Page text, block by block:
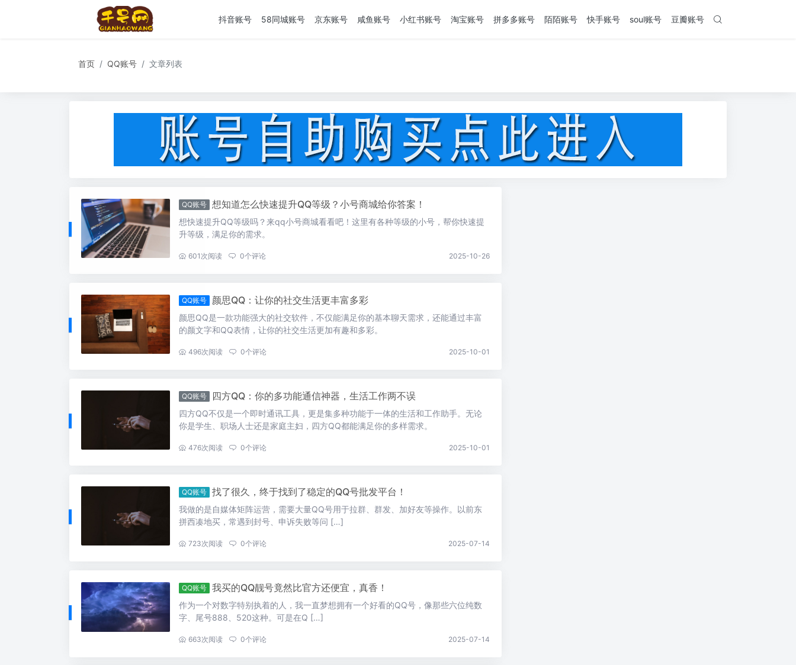
抖音账号 58同城账号 京东账号 咸鱼账号 小红书账号 淘宝账号 拼多多账号 陌陌账号 快手账号 soul账号 豆瓣账号
首页 QQ账号 文章列表
QQ账号 想知道怎么快速提升QQ等级？小号商城给你答案！
想快速提升QQ等级吗？来qq小号商城看看吧！这里有各种等级的小号，帮你快速提
升等级，满足你的需求。
... 601 次阅读 0个评论 2025-10-26
QQ账号 颜思QQ：让你的社交生活更丰富多彩
颜思QQ是一款功能强大的社交软件，不仅能满足你的基本聊天需求，还能通过丰富
的颜文字和QQ表情，让你的社交生活更加有趣和多彩。
... 496次阅读 0个评论 2025-10-01
QQ账号 四方QQ：你的多功能通信神器，生活工作两不误
四方QQ不仅是一个即时通讯工具，更是集多种功能于一体的生活和工作助手。无论
你是学生、职场人士还是家庭主妇，四方QQ都能满足你的多样需求。
... 476次阅读 0个评论 2025-10-01
QQ账号 找了很久，终于找到了稳定的QQ号批发平台！
我做的是自媒体矩阵运营，需要大量QQ号用于拉群、群发、加好友等操作。以前东
拼西凑地买，常遇到封号、申诉失败等问 […]
... 723次阅读 0个评论 2025-07-14
QQ账号 我买的QQ靓号竟然比官方还便宜，真香！
作为一个对数字特别执着的人，我一直梦想拥有一个好看的QQ号，像那些六位纯数
字、尾号888、520这种。可是在Q […]
... 663次阅读 0个评论 2025-07-14